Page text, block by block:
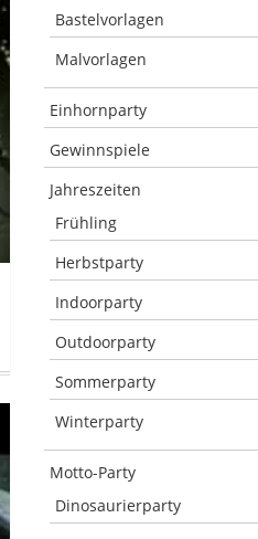
Bastelvorlagen
Malvorlagen
Einhornparty
Gewinnspiele
Jahreszeiten
Frühling
Herbstparty
Indoorparty
Outdoorparty
Sommerparty
Winterparty
Motto-Party
Dinosaurierparty